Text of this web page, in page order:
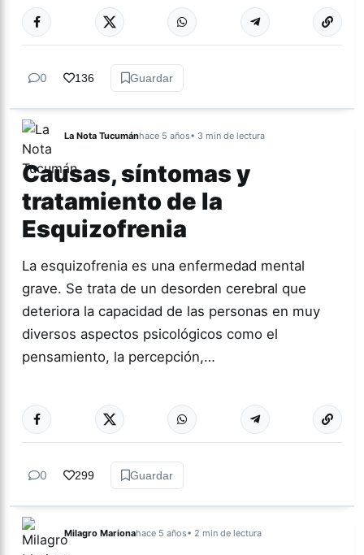
TUCUMÁN Más
0 136 Guardar
La Nota Tucumánhace 5 años• 3 min de lectura
Causas, síntomas y
tratamiento de la
Esquizofrenia
La esquizofrenia es una enfermedad mental
grave. Se trata de un desorden cerebral que
deteriora la capacidad de las personas en muy
diversos aspectos psicológicos como el
pensamiento, la percepción,…
ACTUALIDAD Más
0 299 Guardar
Milagro Marionahace 5 años• 2 min de lectura